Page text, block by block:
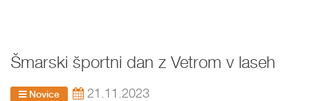
Šmarski športni dan z Vetrom v laseh
Novice 21.11.2023